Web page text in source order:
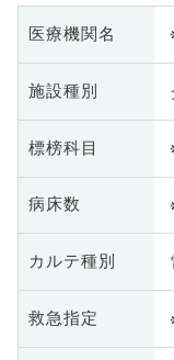
医療機関名
施設種別
標榜科目
病床数
カルテ種別
救急指定